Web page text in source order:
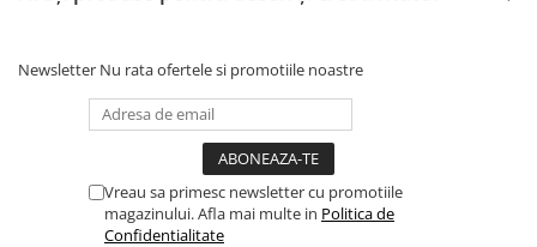
Newsletter Nu rata ofertele si promotiile noastre
Vreau sa primesc newsletter cu promotiile
magazinului. Afla mai multe in Politica de
Confidentialitate